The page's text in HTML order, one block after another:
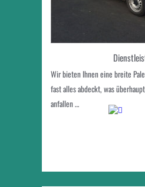
Wir bieten Ihnen eine breite
fast alles abdeckt, was
anfallen …